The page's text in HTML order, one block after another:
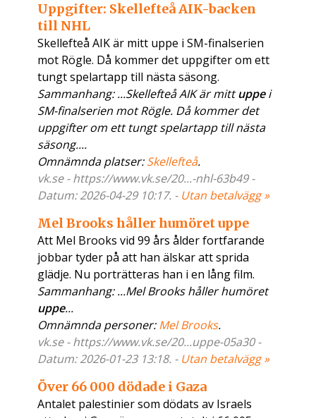
Uppgifter: Skellefteå AIK-backen
till NHL
Skellefteå AIK är mitt uppe i SM-finalserien
mot Rögle. Då kommer det uppgifter om ett
tungt spelartapp till nästa säsong.
Sammanhang: ...Skellefteå AIK är mittuppei
SM-finalserien mot Rögle. Då kommer det
uppgifter om ett tungt spelartapp till nästa
säsong....
Omnämnda platser:Skellefteå.
vk.se - https://www.vk.se/20...-nhl-63b49 -
Datum: 2026-04-29 10:17. - Utan betalvägg »
Mel Brooks håller humöret uppe
Att Mel Brooks vid 99 års ålder fortfarande
jobbar tyder på att han älskar att sprida
glädje. Nu porträtteras han i en lång film.
Sammanhang: ...Mel Brooks håller humöret
uppe...
Omnämnda personer:Mel Brooks.
vk.se - https://www.vk.se/20...uppe-05a30 -
Datum: 2026-01-23 13:18. - Utan betalvägg »
Över 66 000 dödade i Gaza
Antalet palestinier som dödats av Israels